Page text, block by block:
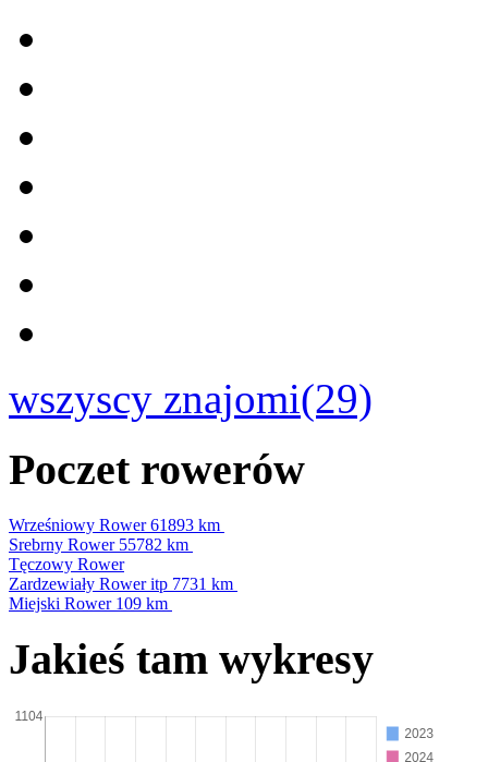
wszyscy znajomi(29)
Poczet rowerów
Wrześniowy Rower61893 km
Srebrny Rower 55782 km
Tęczowy Rower
Zardzewiały Rower itp 7731 km
Miejski Rower 109 km
Jakieś tam wykresy